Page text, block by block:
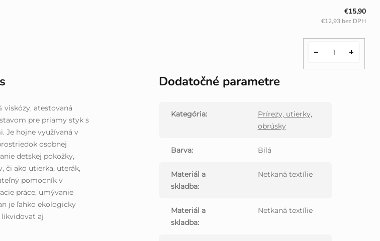
€15,90
€12,93 bez DPH
viskózy, atestovaná
pre priamy styk s
Je hojne využívaná v
osobnej
detskej pokožky,
či ako utierka, uterák,
pomocník v
práce, umývanie
je ľahko ekologicky
aj
Dodatočné parametre
Kategória:
Prírezy, utierky,
obrúsky
Barva: Bílá
Materiál a
skladba:
Netkaná textílie
Materiál a
skladba:
Netkaná textílie